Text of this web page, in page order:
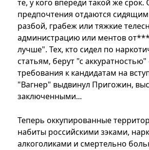
те, у кого впереди такой же
предпочтения отдаются сидящим
разбой, грабеж или тяжкие
администрацию или ментов
лучше". Тех, кто сидел по
статьям, берут "с аккуратностью"
требования к кандидатам на
"Вагнер" выдвинул Пригожин,
заключенными...
Теперь оккупированные
набиты российскими зэками,
алкоголиками и смертельно